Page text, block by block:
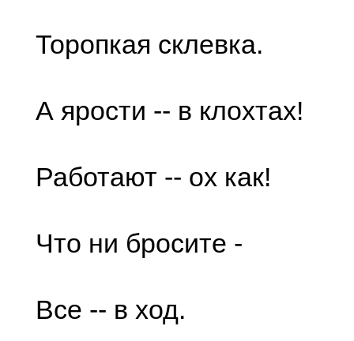
Торопкая склевка.
А ярости -- в клохтах!
Работают -- ох как!
Что ни бросите -
Все -- в ход.